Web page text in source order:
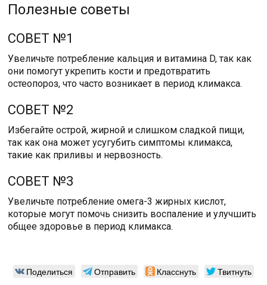
Полезные советы
СОВЕТ №1
Увеличьте потребление кальция и витамина D, так как
они помогут укрепить кости и предотвратить
остеопороз, что часто возникает в период климакса.
СОВЕТ №2
Избегайте острой, жирной и слишком сладкой пищи,
так как она может усугубить симптомы климакса,
такие как приливы и нервозность.
СОВЕТ №3
Увеличьте потребление омега-3 жирных кислот,
которые могут помочь снизить воспаление и улучшить
общее здоровье в период климакса.
Поделиться Отправить Класснуть Твитнуть